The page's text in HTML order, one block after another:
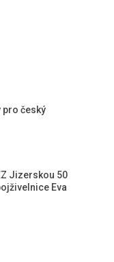
pro český
Jizerskou 50
Eva